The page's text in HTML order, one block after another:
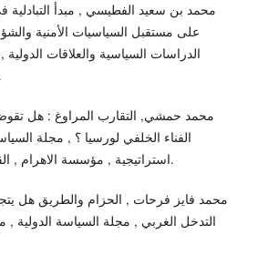
محمد بن سعيد الفطيسي , مبدأ التبادلية
على مستقبل السياسيات الأمنية
الدراسات السياسية والعلاقات
بيروت, العدد (18) , 2018 .
محمد حمشي, التقارب المراوغ : هل
الفناء الخلفي لورسيا ؟ , مجلة
استراتيجية , مؤسسة الاهرام , القاهرة , العدد (214) , 2018.
محمد فايز فرحات , الحزام والطريق هل
التدخل الغربي , مجلة السياسة الدولية ,